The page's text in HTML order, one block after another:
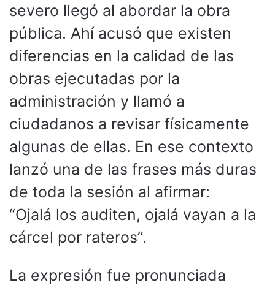
severo llegó al abordar la obra
pública. Ahí acusó que existen
diferencias en la calidad de las
obras ejecutadas por la
administración y llamó a
ciudadanos a revisar físicamente
algunas de ellas. En ese contexto
lanzó una de las frases más duras
de toda la sesión al afirmar:
“Ojalá los auditen, ojalá vayan a la
cárcel por rateros”.
La expresión fue pronunciada